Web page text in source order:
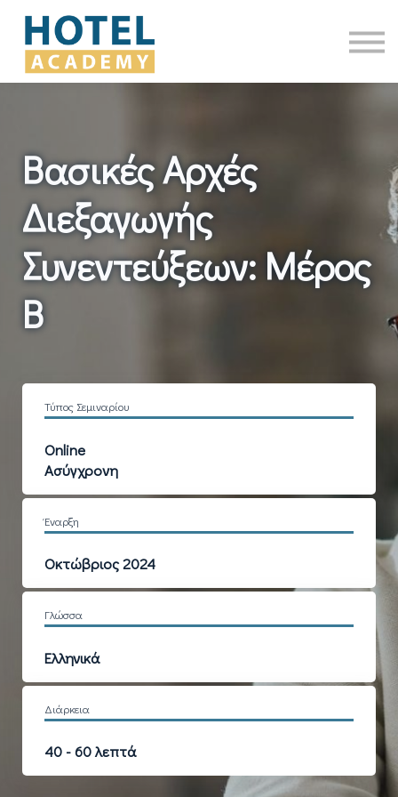
Όλα τα Σεμινάρια
Επικοινωνία
Βασικές Αρχές
Διεξαγωγής
Συνεντεύξεων: Μέρος
B
Τύπος Σεμιναρίου
Online
Ασύγχρονη
Έναρξη
Οκτώβριος 2024
Γλώσσα
Ελληνικά
Διάρκεια
40 - 60 λεπτά